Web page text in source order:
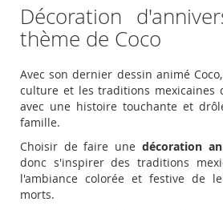
Décoration
thème de Coco
Avec son dernier dessin animé
culture et les traditions mexicaines
avec une histoire touchante et
famille.
Choisir de faire une décoration
donc s'inspirer des traditions
l'ambiance colorée et festive de
morts.